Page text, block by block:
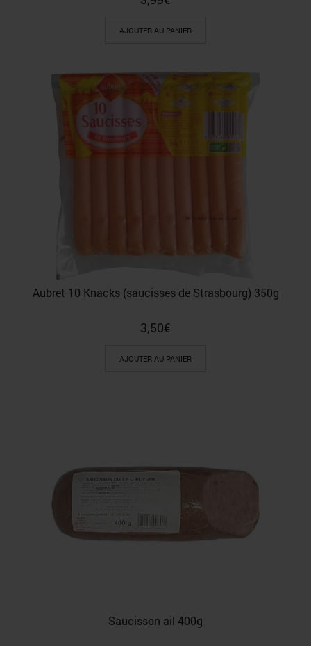
AJOUTER AU PANIER
Aubret 10 Knacks (saucisses de Strasbourg) 350g
3,50€
AJOUTER AU PANIER
Saucisson ail 400g